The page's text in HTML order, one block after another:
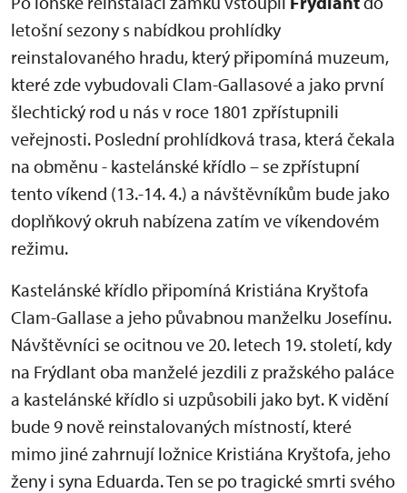
letošní sezony s nabídkou prohlídky
reinstalovaného hradu, který připomíná muzeum,
které zde vybudovali Clam-Gallasové a jako první
šlechtický rod u nás v roce 1801 zpřístupnili
veřejnosti. Poslední prohlídková trasa, která čekala
na obměnu - kastelánské křídlo – se zpřístupní
tento víkend (13.-14. 4.) a návštěvníkům bude jako
doplňkový okruh nabízena zatím ve víkendovém
režimu.
Kastelánské křídlo připomíná Kristiána Kryštofa
Clam-Gallase a jeho půvabnou manželku Josefínu.
Návštěvníci se ocitnou ve 20. letech 19. století, kdy
na Frýdlant oba manželé jezdili z pražského paláce
a kastelánské křídlo si uzpůsobili jako byt. K vidění
bude 9 nově reinstalovaných místností, které
mimo jiné zahrnují ložnice Kristiána Kryštofa, jeho
ženy i syna Eduarda. Ten se po tragické smrti svého